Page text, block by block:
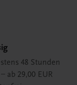
48 Stunden
ab 29,00 EUR